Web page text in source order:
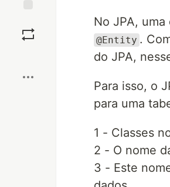
No JPA,
@Entity .
do JPA,
Para isso, o
para uma
1 - Classes
2 - O nome
3 - Este